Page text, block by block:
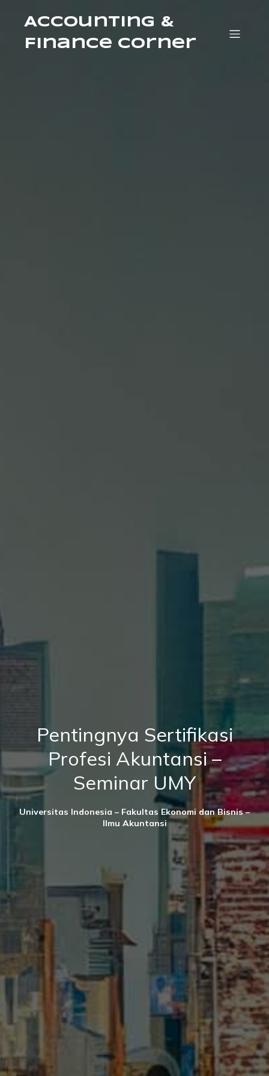
Accounting &
Finance Corner
Pentingnya Sertifikasi
Profesi Akuntansi –
Seminar UMY
Universitas Indonesia – Fakultas Ekonomi dan Bisnis –
Ilmu Akuntansi